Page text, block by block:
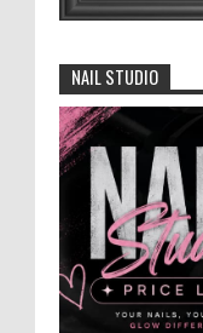
begitu saha oleh
taruna bahkan mere...
NAIL STUDIO